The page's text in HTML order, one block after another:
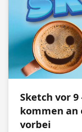
Sketch vor
kommen an
vorbei